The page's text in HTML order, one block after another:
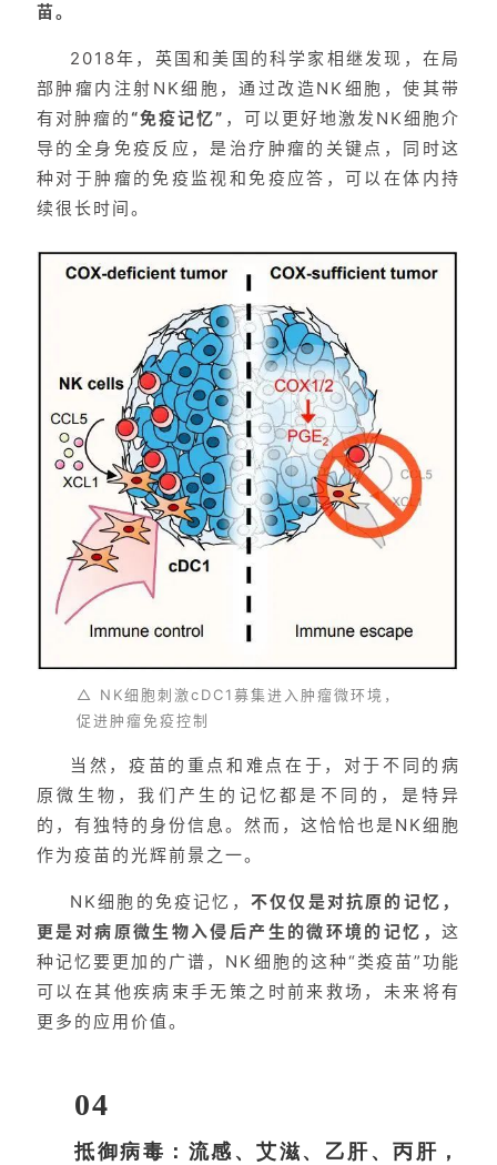
苗。
2018年，英国和美国的科学家相继发现，在局
部肿瘤内注射NK细胞，通过改造NK细胞，使其带
有对肿瘤的“免疫记忆” ，可以更好地激发NK细胞介
导的全身免疫反应，是治疗肿瘤的关键点，同时这
种对于肿瘤的免疫监视和免疫应答，可以在体内持
续很长时间。
△ NK细胞刺激cDC1募集进入肿瘤微环境，
促进肿瘤免疫控制
当然，疫苗的重点和难点在于，对于不同的病
原微生物，我们产生的记忆都是不同的，是特异
的，有独特的身份信息。然而，这恰恰也是NK细胞
作为疫苗的光辉前景之一。
NK细胞的免疫记忆， 不仅仅是对抗原的记忆，
更是对病原微生物入侵后产生的微环境的记忆， 这
种记忆要更加的广谱，NK细胞的这种“类疫苗”功能
可以在其他疾病束手无策之时前来救场，未来将有
更多的应用价值。
04
抵御病毒：流感、艾滋、乙肝、丙肝，